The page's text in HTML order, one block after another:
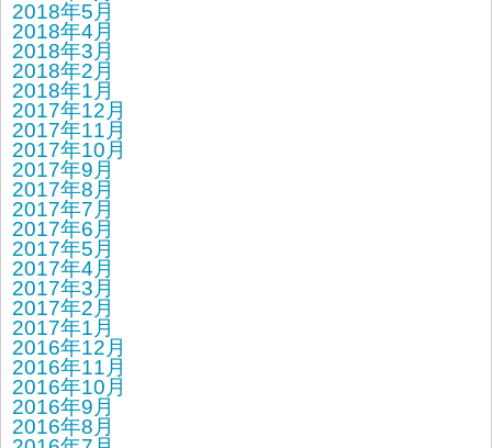
2018年5月
2018年4月
2018年3月
2018年2月
2018年1月
2017年12月
2017年11月
2017年10月
2017年9月
2017年8月
2017年7月
2017年6月
2017年5月
2017年4月
2017年3月
2017年2月
2017年1月
2016年12月
2016年11月
2016年10月
2016年9月
2016年8月